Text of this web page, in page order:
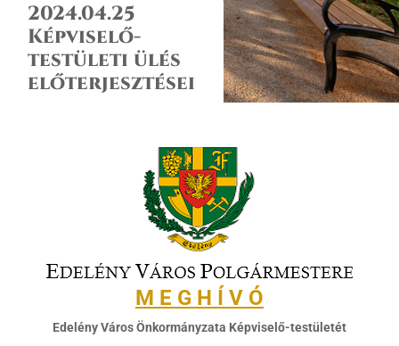
2024.04.25
Képviselő-
testületi ülés
előterjesztései
M E G H Í V Ó
Edelény Város Önkormányzata Képviselő-testületét